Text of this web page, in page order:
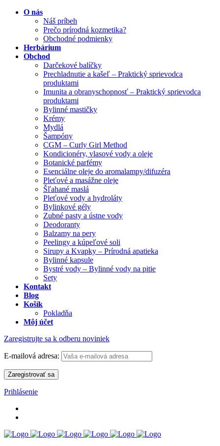
O nás
Náš príbeh
Prečo prírodná kozmetika?
Obchodné podmienky
Herbárium
Obchod
Darčekové balíčky
Prechladnutie a kašeľ – Praktický sprievodca
produktami
Imunita a obranyschopnosť – Praktický sprievodca
produktami
Bylinné mastičky
Krémy
Mydlá
Šampóny
CGM – Curly Girl Method
Kondicionéry, vlasové vody a oleje
Botanické parfémy
Esenciálne oleje do aromalampy/difuzéra
Pleťové a masážne oleje
Šľahané maslá
Pleťové vody a hydroláty
Bylinkové gély
Zubné pasty a ústne vody
Deodoranty
Balzamy na pery
Peelingy a kúpeľové soli
Sirupy a Kvapky – Prírodná apatieka
Bylinné kapsule
Bystré vody – Bylinné vody na pitie
Sety
Kontakt
Blog
Košík
Pokladňa
Môj účet
Zaregistrujte sa k odberu noviniek
E-mailová adresa:
Prihlásenie